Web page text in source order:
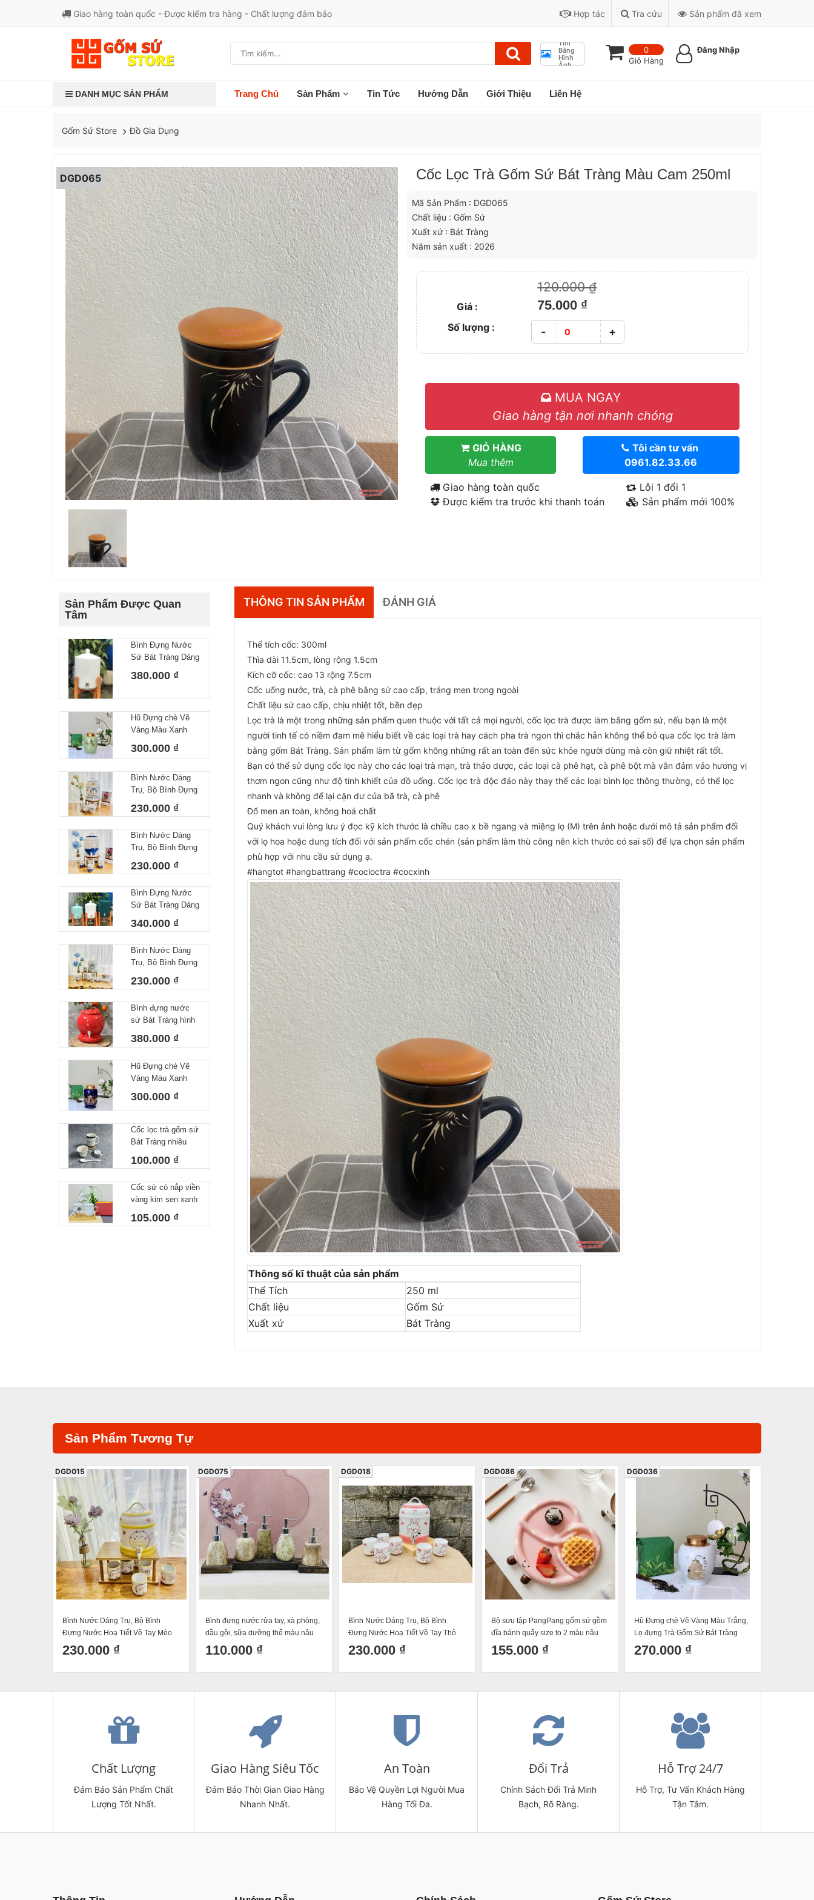
Giao hàng toàn quốc - Được kiểm tra hàng - Chất lượng đảm bảo Hợp tác Tra cứu Sản phẩm đã xem
Tìm
Bằng
Hình
Ảnh
0
Giỏ Hàng
Đăng Nhập
DANH MỤC SẢN PHẨM Trang Chủ Sản Phẩm Tin Tức Hướng Dẫn Giới Thiệu Liên Hệ
Gốm Sứ Store Đồ Gia Dụng
DGD065 Cốc Lọc Trà Gốm Sứ Bát Tràng Màu Cam 250ml
Mã Sản Phẩm : DGD065
Chất liệu : Gốm Sứ
Xuất xứ : Bát Tràng
Năm sản xuất : 2026
120.000 ₫
Giá : 75.000 ₫
Số lượng : - +
MUA NGAY
Giao hàng tận nơi nhanh chóng
GIỎ HÀNG
Mua thêm
Tôi cần tư vấn
0961.82.33.66
Giao hàng toàn quốc
Được kiểm tra trước khi thanh toán
Lỗi 1 đổi 1
Sản phẩm mới 100%
Sản Phẩm Được Quan
Tâm
Bình Đựng Nước
Sứ Bát Tràng Dáng
Gân Dung Tích 10L
380.000 ₫
Hũ Đựng chè Vẽ
Vàng Màu Xanh
Ngọc, Lọ đựng Trà
Gốm Sứ Bát Tràng
300.000 ₫
Bình Nước Dáng
Trụ, Bộ Bình Đựng
Tay DoRaeMon
Cốc Uống Nước
Sứ Bát Tràng
230.000 ₫
Bình Nước Dáng
Trụ, Bộ Bình Đựng
Tay Biển Khơi
Decor Dễ Thương
Cốc Uống Nước
Sứ Bát Tràng
230.000 ₫
Bình Đựng Nước
Sứ Bát Tràng Dáng
Gân Dung Tích 4L
340.000 ₫
Bình Nước Dáng
Trụ, Bộ Bình Đựng
Nước Hoạ Tiết Vẽ
Tay DoRaeMon
Decor Dễ Thương
Cốc Uống Nước
Sứ Bát Tràng
230.000 ₫
Bình đựng nước
sứ Bát Tràng hình
quả đào dung tích
5L
380.000 ₫
Hũ Đựng chè Vẽ
Vàng Màu Xanh
Trà Gốm Sứ Bát
17cm Dk13cm
300.000 ₫
Cốc lọc trà gốm sứ
Bát Tràng nhiều
300ml
100.000 ₫
Cốc sứ có nắp viền
vàng kim sen xanh
cao cấp Bát Tràng
hàng chọn kĩ
105.000 ₫
THÔNG TIN SẢN PHẨM ĐÁNH GIÁ
Thể tích cốc: 300ml
Thìa dài 11.5cm, lòng rộng 1.5cm
Kích cỡ cốc: cao 13 rộng 7.5cm
Cốc uống nước, trà, cà phê bằng sứ cao cấp, tráng men trong ngoài
Chất liệu sứ cao cấp, chịu nhiệt tốt, bền đẹp
Lọc trà là một trong những sản phẩm quen thuộc với tất cả mọi người, cốc lọc trà được làm bằng gốm sứ, nếu bạn là một
người tinh tế có niềm đam mê hiểu biết về các loại trà hay cách pha trà ngon thì chắc hẳn không thể bỏ qua cốc lọc trà làm
bằng gốm Bát Tràng. Sản phẩm làm từ gốm không những rất an toàn đến sức khỏe người dùng mà còn giữ nhiệt rất tốt.
Bạn có thể sử dụng cốc lọc này cho các loại trà mạn, trà thảo dược, các loại cà phê hạt, cà phê bột mà vẫn đảm vảo hương vị
thơm ngon cũng như độ tinh khiết của đồ uống. Cốc lọc trà độc đáo này thay thế các loại bình lọc thông thường, có thể lọc
nhanh và không để lại cặn dư của bã trà, cà phê
Đổ men an toàn, không hoá chất
Quý khách vui lòng lưu ý đọc kỹ kích thước là chiều cao x bề ngang và miệng lọ (M) trên ảnh hoặc dưới mô tả sản phẩm đối
với lọ hoa hoặc dung tích đối với sản phẩm cốc chén (sản phẩm làm thù công nên kích thước có sai số) để lựa chọn sản phẩm
phù hợp với nhu cầu sử dụng ạ.
#hangtot #hangbattrang #cocloctra #cocxinh
Thông số kĩ thuật của sản phẩm
Thể Tích
250 ml
Chất liệu
Gốm Sứ
Xuất xứ
Bát Tràng
Sản Phẩm Tương Tự
Bình Nước Dáng Trụ, Bộ Bình
Đựng Nước Hoạ Tiết Vẽ Tay Mèo
Vàng Decor Dễ Thương Cốc Uống
Nước Sứ Bát Tràng
230.000 ₫
DGD015
Bình đựng nước rửa tay, xà phòng,
dầu gội, sữa dưỡng thể màu nâu
Bát Tràng
110.000 ₫
DGD075
Bình Nước Dáng Trụ, Bộ Bình
Đựng Nước Hoạ Tiết Vẽ Tay Thỏ
Hồng Decor Dễ Thương Cốc Uống
Nước Sứ Bát Tràng
230.000 ₫
DGD018
Bộ sưu tập PangPang gốm sứ gồm
đĩa bánh quẩy size to 2 màu nâu
hồng cốc PangPang thìa quẩy
155.000 ₫
DGD086
Hũ Đựng chè Vẽ Vàng Màu Trắng,
Lọ đựng Trà Gốm Sứ Bát Tràng
Cao Cấp Cao 15 Đường Kính 13
270.000 ₫
DGD036
Chất Lượng
Đảm Bảo Sản Phẩm Chất
Lượng Tốt Nhất.
Giao Hàng Siêu Tốc
Đảm Bảo Thời Gian Giao Hàng
Nhanh Nhất.
An Toàn
Bảo Vệ Quyền Lợi Người Mua
Hàng Tối Đa.
Đổi Trả
Chính Sách Đổi Trả Minh
Bạch, Rõ Ràng.
Hỗ Trợ 24/7
Hỗ Trợ, Tư Vấn Khách Hàng
Tận Tâm.